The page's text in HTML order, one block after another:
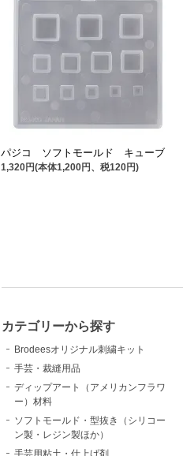
パジコ ソフトモールド キューブ
1,320円(本体1,200円、税120円)
カテゴリーから探す
Brodeesオリジナル刺繍キット
手芸・裁縫用品
ディップアート（アメリカンフラワ
ー）材料
ソフトモールド・型抜き（シリコー
ン製・レジン製ほか）